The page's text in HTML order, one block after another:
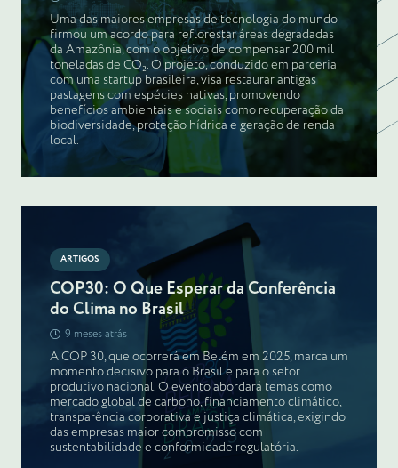
Uma das maiores empresas de tecnologia do mundo
firmou um acordo para reflorestar áreas degradadas
da Amazônia, com o objetivo de compensar 200 mil
toneladas de CO₂. O projeto, conduzido em parceria
com uma startup brasileira, visa restaurar antigas
pastagens com espécies nativas, promovendo
benefícios ambientais e sociais como recuperação da
biodiversidade, proteção hídrica e geração de renda
local.
ARTIGOS
COP30: O Que Esperar da Conferência
do Clima no Brasil
9 meses atrás
A COP 30, que ocorrerá em Belém em 2025, marca um
momento decisivo para o Brasil e para o setor
produtivo nacional. O evento abordará temas como
mercado global de carbono, financiamento climático,
transparência corporativa e justiça climática, exigindo
das empresas maior compromisso com
sustentabilidade e conformidade regulatória.